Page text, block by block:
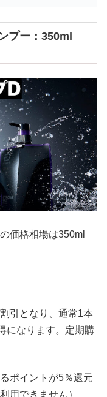
プー：350ml
価格相場は350ml
引となり、通常1本
になります。定期購
ポイントが5％還元
用できません）